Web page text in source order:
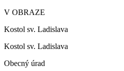
V OBRAZE
Kostol sv. Ladislava
Kostol sv. Ladislava
Obecný úrad